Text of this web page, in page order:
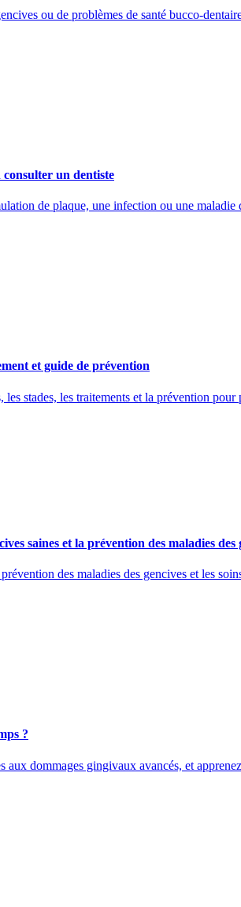
ou de problèmes de santé bucco-
consulter un dentiste
de plaque, une infection ou une
et guide de prévention
stades, les traitements et la prévention
saines et la prévention des maladies des
des maladies des gencives et les
?
dommages gingivaux avancés, et